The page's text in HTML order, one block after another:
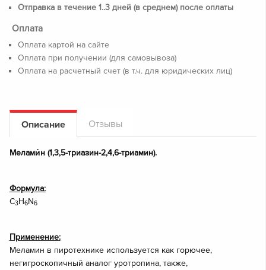
Отправка в течение 1..3 дней (в среднем) после оплаты
Оплата
Оплата картой на сайте
Оплата при получении (для самовывоза)
Оплата на расчетный счет (в т.ч. для юридических лиц)
Описание Отзывы
Мелами́н (1,3,5-триазин-2,4,6-триамин).
Формула:
C3H6N6
Применение:
Меламин в пиротехнике используется как горючее,
негигроскопичный аналог уротропина, также,